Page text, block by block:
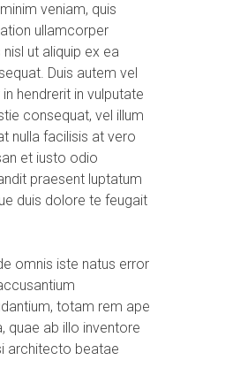
veniam, quis
ullamcorper
ut aliquip ex ea
Duis autem vel
hendrerit in vulputate
consequat, vel illum
nulla facilisis at vero
et iusto odio
praesent luptatum
duis dolore te feugait
omnis iste natus error
totam rem ape
quae ab illo inventore
architecto beatae